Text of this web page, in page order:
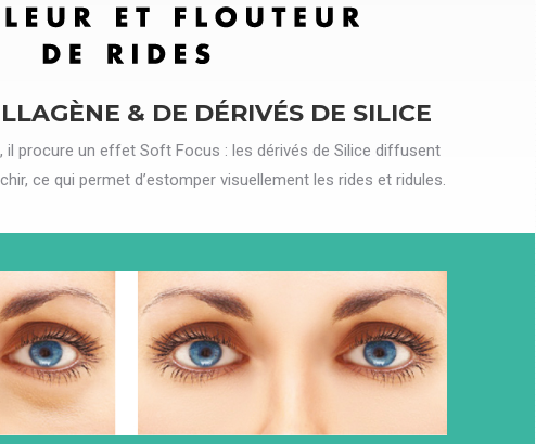
& DE DÉRIVÉS DE SILICE
il procure un effet Soft Focus : les dérivés de Silice diffusent
ce qui permet d’estomper visuellement les rides et ridules.